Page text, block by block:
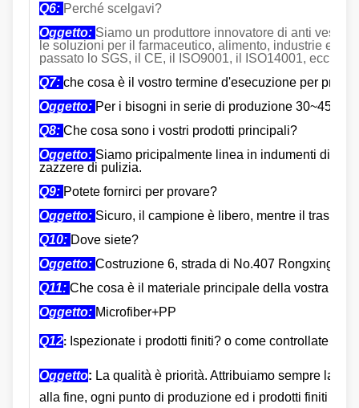
Q6: Perché scelgavi?
Oggetto: Siamo un produttore innovatore di anti
le soluzioni per il farmaceutico, alimento, industrie
passato lo SGS, il CE, il ISO9001, il ISO14001, ecc.
Q7: che cosa è il vostro termine d'esecuzione per
Oggetto: Per i bisogni in serie di produzione 30~45
Q8: Che cosa sono i vostri prodotti principali?
Oggetto: Siamo pricipalmente linea in indumenti di
zazzere di pulizia.
Q9: Potete fornirci per provare?
Oggetto: Sicuro, il campione è libero, mentre il
Q10: Dove siete?
Oggetto: Costruzione 6, strada di No.407 Rongxing,
Q11: Che cosa è il materiale principale della vostra
Oggetto: Microfiber+PP
Q12: Ispezionate i prodotti finiti? o come controllate la
Oggetto: La qualità è priorità. Attribuiamo sempre la
alla fine, ogni punto di produzione ed i prodotti finiti